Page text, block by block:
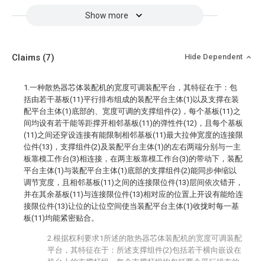
Show more
Claims (7) Hide Dependent
1.一种散热器芯体装配机的宽度可调装配平台，其特征在于：包
括由若干基板(11)平行排布组成的装配平台主体(1)以及支撑在装
配平台主体(1)底部的、宽度可调的支撑组件(2)，每个基板(11)之
间均设有若干能等距撑开相邻基板(11)的弹性件(12)，且每个基板
(11)之间还穿设连接有能限制相邻基板(11)最大拉伸宽度的连接限
位件(13)，支撑组件(2)及装配平台主体(1)的左右两端分别与一主
板靠模工作台(3)相连接，在两主板靠模工作台(3)的带动下，装配
平台主体(1)与装配平台主体(1)底部的支撑组件(2)能同步伸缩以
调节宽度，且相邻基板(11)之间的连接限位件(13)层间依次错开，
并在其余基板(11)与连接限位件(13)相对应的位置上开设有能给连
接限位件(13)让位的让位空间使当装配平台主体(1)收拢时每一基
板(11)均能紧密贴合。
2.根据权利要求1所述的散热器芯体装配机的宽度可调装配
平台，其特征在于：所述支撑组件(2)包括若干横向嵌设在